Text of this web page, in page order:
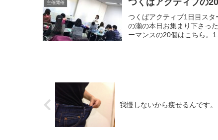
主催開催
つくばアクティブ1日目ス
の瀬の本日お集まり下さっ
ーマンスの20個はこちら。
我慢しないから痩せるんです。